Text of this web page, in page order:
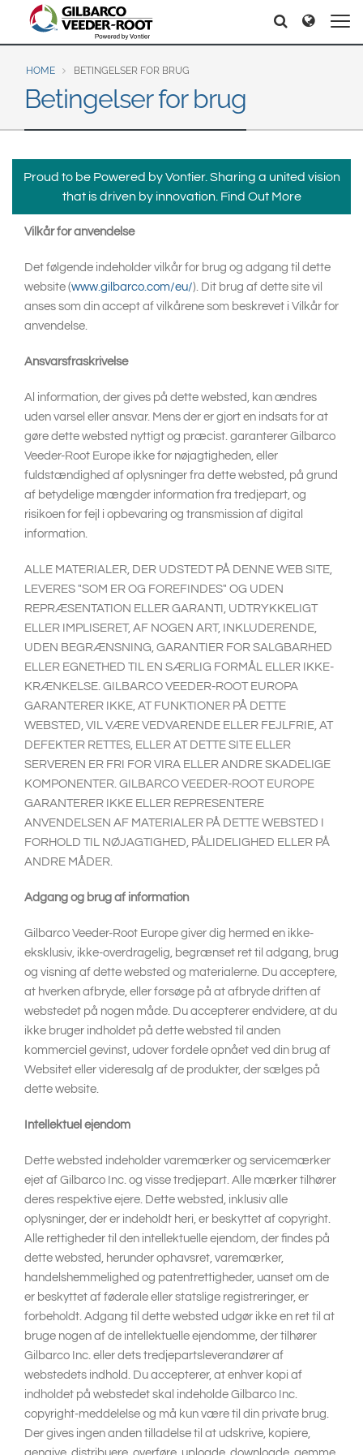
North America
United States
Canada
Latin America
Brazil
Português
English
Mexico
Español
Europe & CIS
English
Dansk
Français
Srpski
Suomi
Svenska
India
Asia Pacific
Søg Søg
HOME BETINGELSER FOR BRUG
Betingelser for brug
Proud to be Powered by Vontier. Sharing a united vision
that is driven by innovation. Find Out More
Vilkår for anvendelse
Det følgende indeholder vilkår for brug og adgang til dette
website (www.gilbarco.com/eu/). Dit brug af dette site vil
anses som din accept af vilkårene som beskrevet i Vilkår for
anvendelse.
Ansvarsfraskrivelse
Al information, der gives på dette websted, kan ændres
uden varsel eller ansvar. Mens der er gjort en indsats for at
gøre dette websted nyttigt og præcist. garanterer Gilbarco
Veeder-Root Europe ikke for nøjagtigheden, eller
fuldstændighed af oplysninger fra dette websted, på grund
af betydelige mængder information fra tredjepart, og
risikoen for fejl i opbevaring og transmission af digital
information.
ALLE MATERIALER, DER UDSTEDT PÅ DENNE WEB SITE,
LEVERES "SOM ER OG FOREFINDES" OG UDEN
REPRÆSENTATION ELLER GARANTI, UDTRYKKELIGT
ELLER IMPLISERET, AF NOGEN ART, INKLUDERENDE,
UDEN BEGRÆNSNING, GARANTIER FOR SALGBARHED
ELLER EGNETHED TIL EN SÆRLIG FORMÅL ELLER IKKE-
KRÆNKELSE. GILBARCO VEEDER-ROOT EUROPA
GARANTERER IKKE, AT FUNKTIONER PÅ DETTE
WEBSTED, VIL VÆRE VEDVARENDE ELLER FEJLFRIE, AT
DEFEKTER RETTES, ELLER AT DETTE SITE ELLER
SERVEREN ER FRI FOR VIRA ELLER ANDRE SKADELIGE
KOMPONENTER. GILBARCO VEEDER-ROOT EUROPE
GARANTERER IKKE ELLER REPRESENTERE
ANVENDELSEN AF MATERIALER PÅ DETTE WEBSTED I
FORHOLD TIL NØJAGTIGHED, PÅLIDELIGHED ELLER PÅ
ANDRE MÅDER.
Adgang og brug af information
Gilbarco Veeder-Root Europe giver dig hermed en ikke-
eksklusiv, ikke-overdragelig, begrænset ret til adgang, brug
og visning af dette websted og materialerne. Du acceptere,
at hverken afbryde, eller forsøge på at afbryde driften af
webstedet på nogen måde. Du accepterer endvidere, at du
ikke bruger indholdet på dette websted til anden
kommerciel gevinst, udover fordele opnået ved din brug af
Websitet eller videresalg af de produkter, der sælges på
dette website.
Intellektuel ejendom
Dette websted indeholder varemærker og servicemærker
ejet af Gilbarco Inc. og visse tredjepart. Alle mærker tilhører
deres respektive ejere. Dette websted, inklusiv alle
oplysninger, der er indeholdt heri, er beskyttet af copyright.
Alle rettigheder til den intellektuelle ejendom, der findes på
dette websted, herunder ophavsret, varemærker,
handelshemmelighed og patentrettigheder, uanset om de
er beskyttet af føderale eller statslige registreringer, er
forbeholdt. Adgang til dette websted udgør ikke en ret til at
bruge nogen af de intellektuelle ejendomme, der tilhører
Gilbarco Inc. eller dets tredjepartsleverandører af
webstedets indhold. Du accepterer, at enhver kopi af
indholdet på webstedet skal indeholde Gilbarco Inc.
copyright-meddelelse og må kun være til din private brug.
Der gives ingen anden tilladelse til at udskrive, kopiere,